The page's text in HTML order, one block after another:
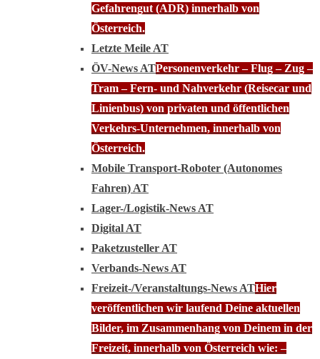
Gefahrengut (ADR) innerhalb von
Österreich.
Letzte Meile AT
ÖV-News ATPersonenverkehr – Flug – Zug –
Tram – Fern- und Nahverkehr (Reisecar und
Linienbus) von privaten und öffentlichen
Verkehrs-Unternehmen, innerhalb von
Österreich.
Mobile Transport-Roboter (Autonomes
Fahren) AT
Lager-/Logistik-News AT
Digital AT
Paketzusteller AT
Verbands-News AT
Freizeit-/Veranstaltungs-News ATHier
veröffentlichen wir laufend Deine aktuellen
Bilder, im Zusammenhang von Deinem in der
Freizeit, innerhalb von Österreich wie: –